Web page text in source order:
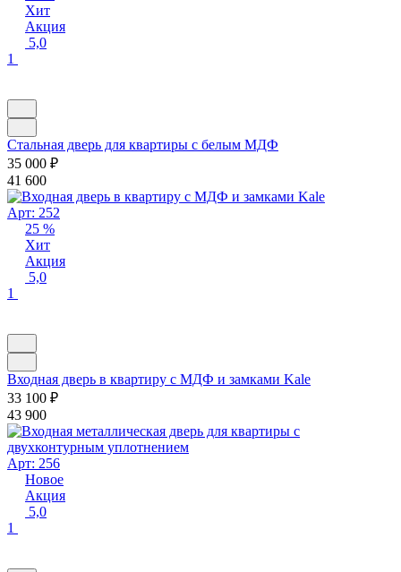
Хит
Акция
5,0
1
Стальная дверь для квартиры с белым МДФ
35 000 ₽
41 600
Арт: 252
25 %
Хит
Акция
5,0
1
Входная дверь в квартиру с МДФ и замками Kale
33 100 ₽
43 900
Арт: 256
Новое
Акция
5,0
1